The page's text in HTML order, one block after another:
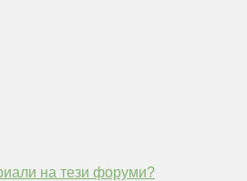
на тези форуми?